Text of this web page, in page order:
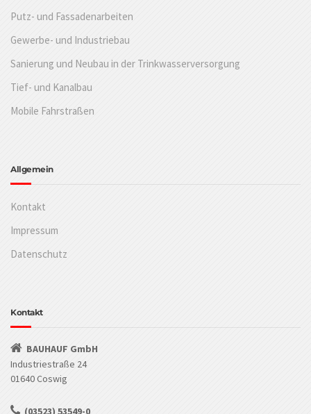
Putz- und Fassadenarbeiten
Gewerbe- und Industriebau
Sanierung und Neubau in der Trinkwasserversorgung
Tief- und Kanalbau
Mobile Fahrstraßen
Allgemein
Kontakt
Impressum
Datenschutz
Kontakt
BAUHAUF GmbH
Industriestraße 24
01640 Coswig
(03523) 53549-0